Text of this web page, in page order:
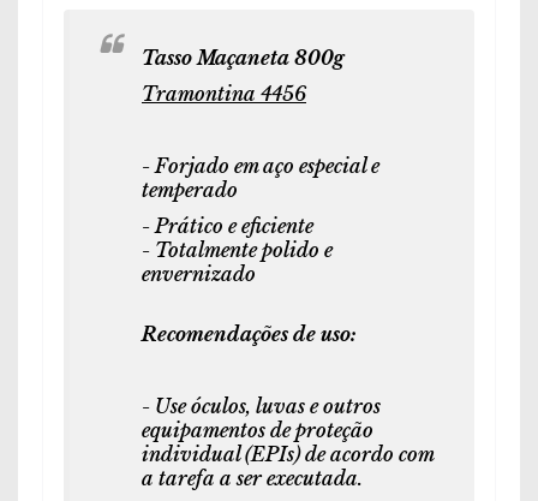
Tasso Maçaneta 800g
Tramontina 4456
- Forjado em aço especial e
temperado
- Prático e eficiente
- Totalmente polido e
envernizado
Recomendações de uso:
- Use óculos, luvas e outros
equipamentos de proteção
individual (EPIs) de acordo com
a tarefa a ser executada.